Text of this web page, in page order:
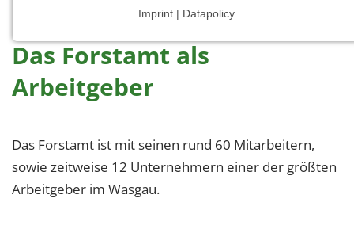
Das Forstamt als
Arbeitgeber
Das Forstamt ist mit seinen rund 60 Mitarbeitern,
sowie zeitweise 12 Unternehmern einer der größten
Arbeitgeber im Wasgau.
Imprint | Datapolicy